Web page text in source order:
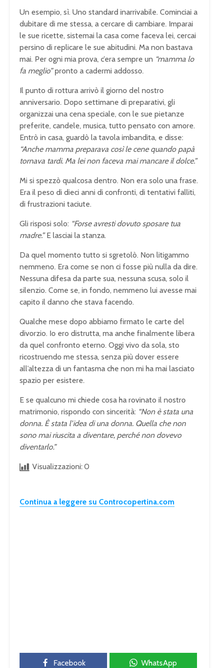
Un esempio, sì. Uno standard inarrivabile. Cominciai a
dubitare di me stessa, a cercare di cambiare. Imparai
le sue ricette, sistemai la casa come faceva lei, cercai
persino di replicare le sue abitudini. Ma non bastava
mai. Per ogni mia prova, c’era sempre un “mamma lo
fa meglio”pronto a cadermi addosso.
Il punto di rottura arrivò il giorno del nostro
anniversario. Dopo settimane di preparativi, gli
organizzai una cena speciale, con le sue pietanze
preferite, candele, musica, tutto pensato con amore.
Entrò in casa, guardò la tavola imbandita, e disse:
“Anche mamma preparava così le cene quando papà
tornava tardi. Ma lei non faceva mai mancare il dolce.”
Mi si spezzò qualcosa dentro. Non era solo una frase.
Era il peso di dieci anni di confronti, di tentativi falliti,
di frustrazioni taciute.
Gli risposi solo: “Forse avresti dovuto sposare tua
madre.”E lasciai la stanza.
Da quel momento tutto si sgretolò. Non litigammo
nemmeno. Era come se non ci fosse più nulla da dire.
Nessuna difesa da parte sua, nessuna scusa, solo il
silenzio. Come se, in fondo, nemmeno lui avesse mai
capito il danno che stava facendo.
Qualche mese dopo abbiamo firmato le carte del
divorzio. Io ero distrutta, ma anche finalmente libera
da quel confronto eterno. Oggi vivo da sola, sto
ricostruendo me stessa, senza più dover essere
all’altezza di un fantasma che non mi ha mai lasciato
spazio per esistere.
E se qualcuno mi chiede cosa ha rovinato il nostro
matrimonio, rispondo con sincerità: “Non è stata una
donna. È stata l’idea di una donna. Quella che non
sono mai riuscita a diventare, perché non dovevo
diventarlo.”
Visualizzazioni: 0
Continua a leggere su Controcopertina.com
Facebook WhatsApp